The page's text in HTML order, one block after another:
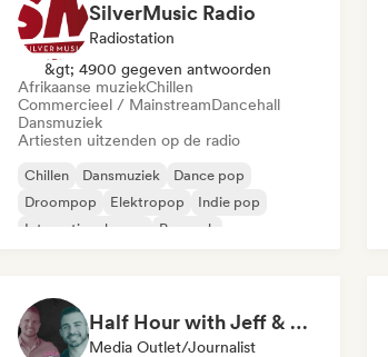
SilverMusic Radio
Radiostation
&gt; 4900 gegeven antwoorden
Afrikaanse muziekChillen
Commercieel / MainstreamDancehall
Dansmuziek
Artiesten uitzenden op de radio
Chillen Dansmuziek
Dance pop
Droompop
Elektropop
Indie pop
Internationale pop
Poprock
Half Hour with Jeff & Richie (An Entertainment Podcast)
Media Outlet/Journalist